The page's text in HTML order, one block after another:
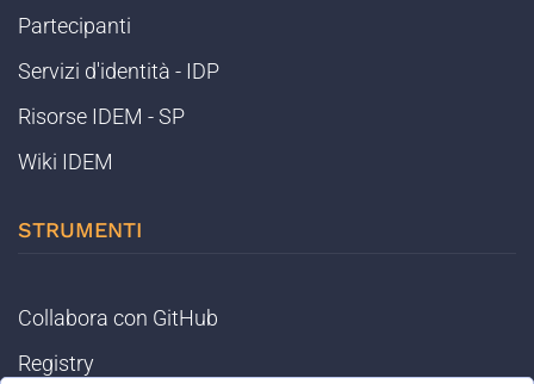
Partecipanti
Servizi d'identità - IDP
Risorse IDEM - SP
Wiki IDEM
STRUMENTI
Collabora con GitHub
Registry